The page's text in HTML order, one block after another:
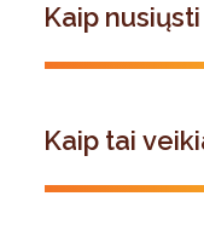
Kaip
Kaip tai